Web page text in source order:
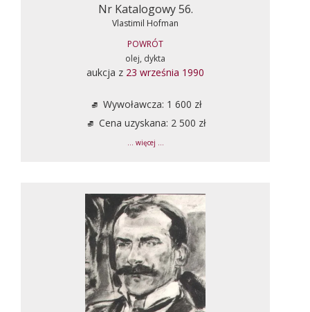
Nr Katalogowy 56.
Vlastimil Hofman
POWRÓT
olej, dykta
aukcja z 23 września 1990
Wywoławcza: 1 600 zł
Cena uzyskana: 2 500 zł
... więcej ...